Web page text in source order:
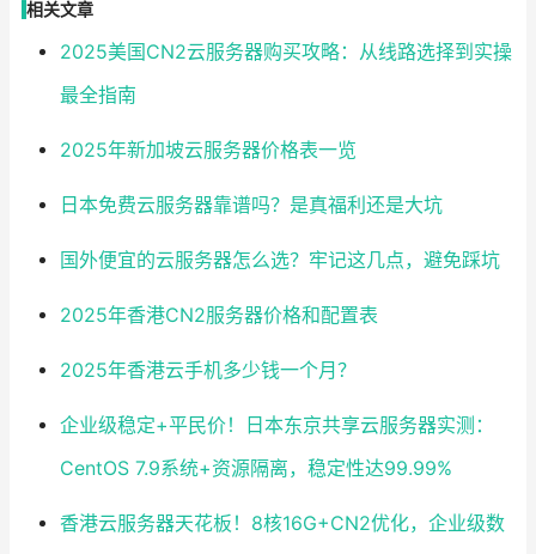
相关文章
2025美国CN2云服务器购买攻略：从线路选择到实操
最全指南
2025年新加坡云服务器价格表一览
日本免费云服务器靠谱吗？是真福利还是大坑
国外便宜的云服务器怎么选？牢记这几点，避免踩坑
2025年香港CN2服务器价格和配置表
2025年香港云手机多少钱一个月？
企业级稳定+平民价！日本东京共享云服务器实测：
CentOS 7.9系统+资源隔离，稳定性达99.99%
香港云服务器天花板！8核16G+CN2优化，企业级数